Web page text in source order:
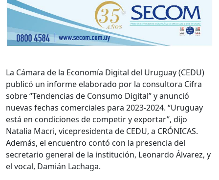
La Cámara de la Economía Digital del Uruguay (CEDU)
publicó un informe elaborado por la consultora Cifra
sobre “Tendencias de Consumo Digital” y anunció
nuevas fechas comerciales para 2023-2024. “Uruguay
está en condiciones de competir y exportar”, dijo
Natalia Macri, vicepresidenta de CEDU, a CRÓNICAS.
Además, el encuentro contó con la presencia del
secretario general de la institución, Leonardo Álvarez, y
el vocal, Damián Lachaga.